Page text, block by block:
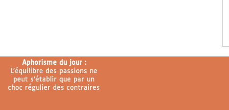
Aphorisme du jour :
L’équilibre des passions ne
peut s’établir que par un
choc régulier des contraires